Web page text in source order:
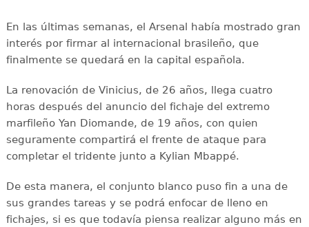
En las últimas semanas, el Arsenal había mostrado gran
interés por firmar al internacional brasileño, que
finalmente se quedará en la capital española.
La renovación de Vinicius, de 26 años, llega cuatro
horas después del anuncio del fichaje del extremo
marfileño Yan Diomande, de 19 años, con quien
seguramente compartirá el frente de ataque para
completar el tridente junto a Kylian Mbappé.
De esta manera, el conjunto blanco puso fin a una de
sus grandes tareas y se podrá enfocar de lleno en
fichajes, si es que todavía piensa realizar alguno más en